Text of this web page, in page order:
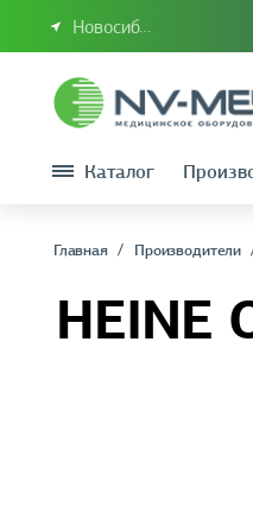
Новосибирск или
Каталог
Главная Производители
HEINE